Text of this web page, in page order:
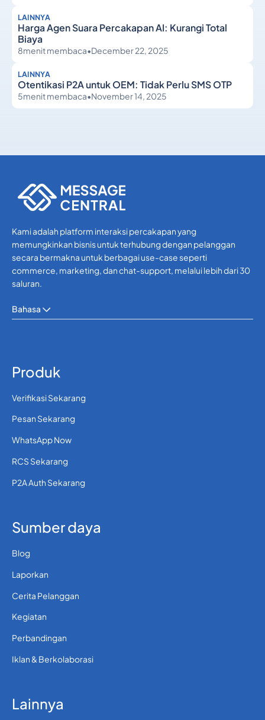
LAINNYA
Harga Agen Suara Percakapan AI: Kurangi Total
Biaya
8menit membaca•December 22, 2025
LAINNYA
Otentikasi P2A untuk OEM: Tidak Perlu SMS OTP
5menit membaca•November 14, 2025
Kami adalah platform interaksi percakapan yang
memungkinkan bisnis untuk terhubung dengan pelanggan
secara bermakna untuk berbagai use-case seperti
commerce, marketing, dan chat-support, melalui lebih dari 30
saluran.
Bahasa
Produk
Verifikasi Sekarang
Pesan Sekarang
WhatsApp Now
RCS Sekarang
P2A Auth Sekarang
Sumber daya
Blog
Laporkan
Cerita Pelanggan
Kegiatan
Perbandingan
Iklan & Berkolaborasi
Lainnya